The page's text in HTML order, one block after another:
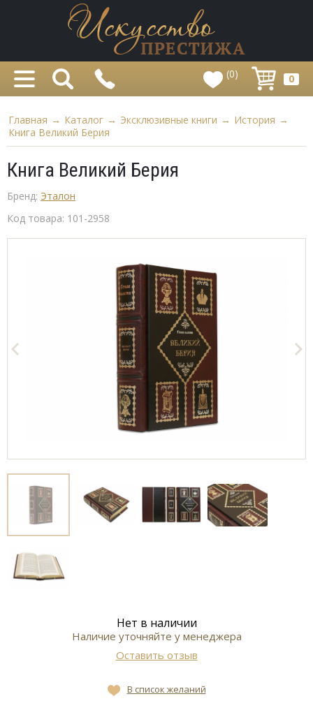
(0) 0
Главная → Каталог → Эксклюзивные книги → История →
Книга Великий Берия
Книга Великий Берия
Бренд: Эталон
Код товара: 101-2958
Нет в наличии
Наличие уточняйте у менеджера
Оставить отзыв
В список желаний